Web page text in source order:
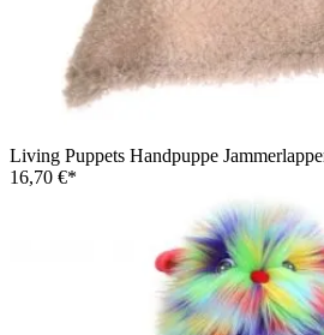
Living Puppets Handpuppe
16,70 €*